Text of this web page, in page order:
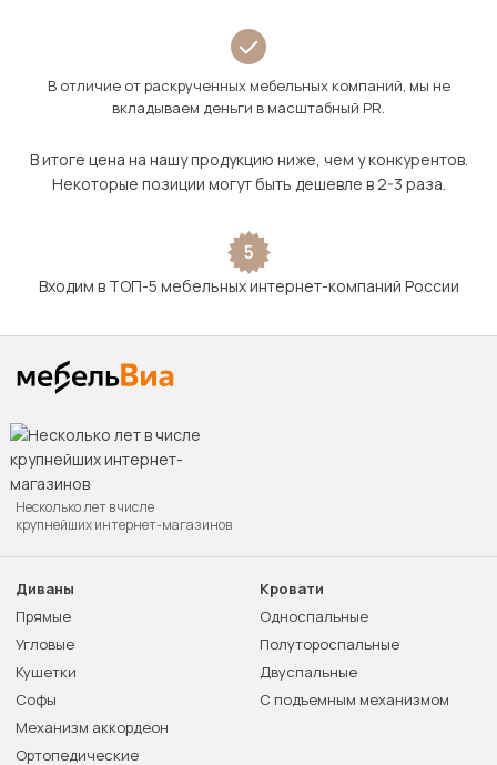
В отличие от раскрученных мебельных компаний, мы не
вкладываем деньги в масштабный PR.
В итоге цена на нашу продукцию ниже, чем у конкурентов.
Некоторые позиции могут быть дешевле в 2-3 раза.
5
Входим в ТОП-5 мебельных интернет-компаний России
Несколько лет в числе
крупнейших интернет-магазинов
Диваны
Прямые
Угловые
Кушетки
Софы
Механизм аккордеон
Ортопедические
Кровати
Односпальные
Полутороспальные
Двуспальные
С подъемным механизмом